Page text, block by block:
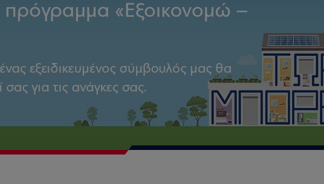
πρόγραμμα «Εξοικονομώ –
εξειδικευμένος σύμβουλός μας θα
για τις ανάγκες σας.